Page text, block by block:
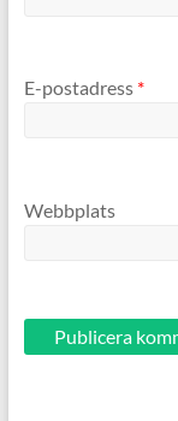
E-postadress *
Webbplats